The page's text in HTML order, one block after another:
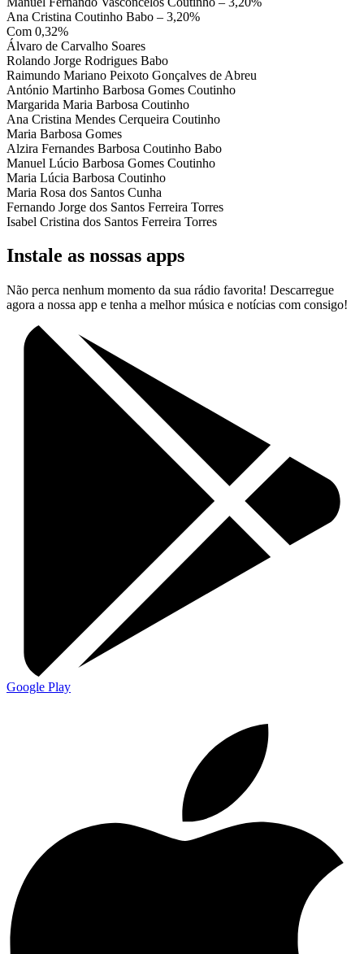
Ana Cristina Coutinho Babo – 3,20%
Com 0,32%
Álvaro de Carvalho Soares
Rolando Jorge Rodrigues Babo
Raimundo Mariano Peixoto Gonçalves de Abreu
António Martinho Barbosa Gomes Coutinho
Margarida Maria Barbosa Coutinho
Ana Cristina Mendes Cerqueira Coutinho
Maria Barbosa Gomes
Alzira Fernandes Barbosa Coutinho Babo
Manuel Lúcio Barbosa Gomes Coutinho
Maria Lúcia Barbosa Coutinho
Maria Rosa dos Santos Cunha
Fernando Jorge dos Santos Ferreira Torres
Isabel Cristina dos Santos Ferreira Torres
Instale as nossas apps
Não perca nenhum momento da sua rádio favorita! Descarregue
agora a nossa app e tenha a melhor música e notícias com consigo!
Google Play